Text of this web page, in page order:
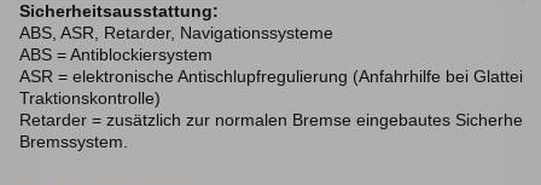
Sicherheitsausstattung:
ABS, ASR, Retarder, Navigationssysteme
ABS = Antiblockiersystem
ASR = elektronische Antischlupfregulierung (Anfahrhilfe bei Glatteis -
Traktionskontrolle)
Retarder = zusätzlich zur normalen Bremse eingebautes
Bremssystem.